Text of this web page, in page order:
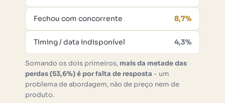
Fechou com concorrente 8,7%
Timing / data indisponível 4,3%
Somando os dois primeiros, mais da metade das
perdas (53,6%) é por falta de resposta - um
problema de abordagem, não de preço nem de
produto.